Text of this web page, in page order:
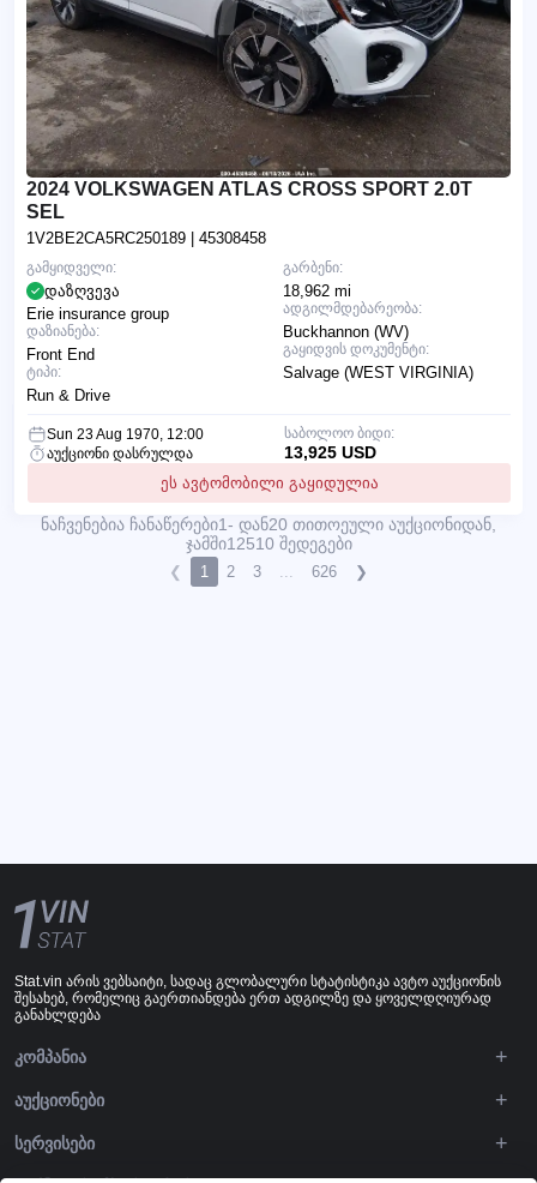
2024 VOLKSWAGEN ATLAS CROSS SPORT 2.0T
SEL
1V2BE2CA5RC250189 | 45308458
გარბენი:
18,962 mi
ადგილმდებარეობა:
Buckhannon (WV)
გაყიდვის დოკუმენტი:
Salvage (WEST VIRGINIA)
გამყიდველი:
დაზღვევა
Erie insurance group
დაზიანება:
Front End
ტიპი:
Run & Drive
Sun 23 Aug 1970, 12:00
აუქციონი დასრულდა
ეს ავტომობილი გაყიდულია
საბოლოო ბიდი:
13,925 USD
ნაჩვენებია ჩანაწერები1- დან20 თითოეული აუქციონიდან,
ჯამში12510 შედეგები
❮ 1 2 3 ... 626 ❯
Stat.vin არის ვებსაიტი, სადაც გლობალური სტატისტიკა ავტო აუქციონის
შესახებ, რომელიც გაერთიანდება ერთ ადგილზე და ყოველდღიურად
განახლდება
ᲙᲝᲛᲞᲐᲜᲘᲐ
ᲐᲣᲥᲪᲘᲝᲜᲔᲑᲘ
ᲡᲔᲠᲕᲘᲡᲔᲑᲘ